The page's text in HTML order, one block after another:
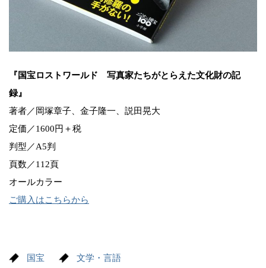
『国宝ロストワールド 写真家たちがとらえた文化財の記
録』
著者／岡塚章子、金子隆一、説田晃大
定価／1600円＋税
判型／A5判
頁数／112頁
オールカラー
ご購入はこちらから
国宝 文学・言語